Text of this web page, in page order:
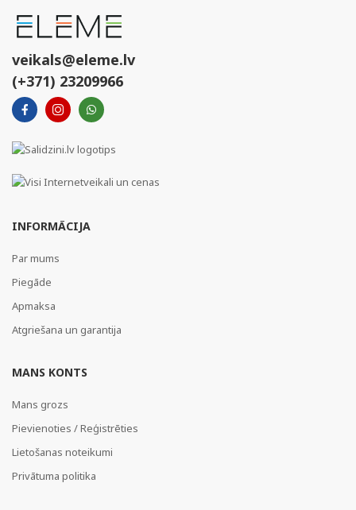
veikals@eleme.lv
(+371) 23209966
INFORMĀCIJA
Par mums
Piegāde
Apmaksa
Atgriešana un garantija
MANS KONTS
Mans grozs
Pievienoties / Reģistrēties
Lietošanas noteikumi
Privātuma politika